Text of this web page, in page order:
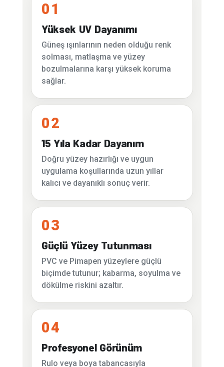
01
Yüksek UV Dayanımı
Güneş ışınlarının neden olduğu renk
solması, matlaşma ve yüzey
bozulmalarına karşı yüksek koruma
sağlar.
02
15 Yıla Kadar Dayanım
Doğru yüzey hazırlığı ve uygun
uygulama koşullarında uzun yıllar
kalıcı ve dayanıklı sonuç verir.
03
Güçlü Yüzey Tutunması
PVC ve Pimapen yüzeylere güçlü
biçimde tutunur; kabarma, soyulma ve
dökülme riskini azaltır.
04
Profesyonel Görünüm
Rulo veya boya tabancasıyla